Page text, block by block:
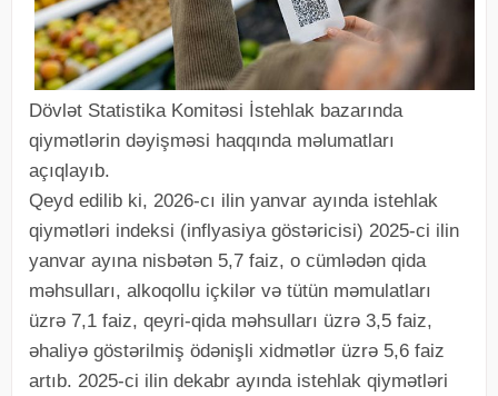
Dövlət Statistika Komitəsi İstehlak bazarında
qiymətlərin dəyişməsi haqqında məlumatları
açıqlayıb.
Qeyd edilib ki, 2026-cı ilin yanvar ayında istehlak
qiymətləri indeksi (inflyasiya göstəricisi) 2025-ci ilin
yanvar ayına nisbətən 5,7 faiz, o cümlədən qida
məhsulları, alkoqollu içkilər və tütün məmulatları
üzrə 7,1 faiz, qeyri-qida məhsulları üzrə 3,5 faiz,
əhaliyə göstərilmiş ödənişli xidmətlər üzrə 5,6 faiz
artıb. 2025-ci ilin dekabr ayında istehlak qiymətləri